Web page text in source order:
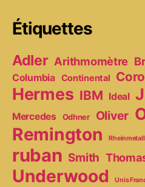
Étiquettes
Adler Arithmomètre
Columbia Continental
Hermes IBM Ideal
Mercedes
Odhner Oliver
Remington Rheinmetall
ruban Smith
Underwood Unis